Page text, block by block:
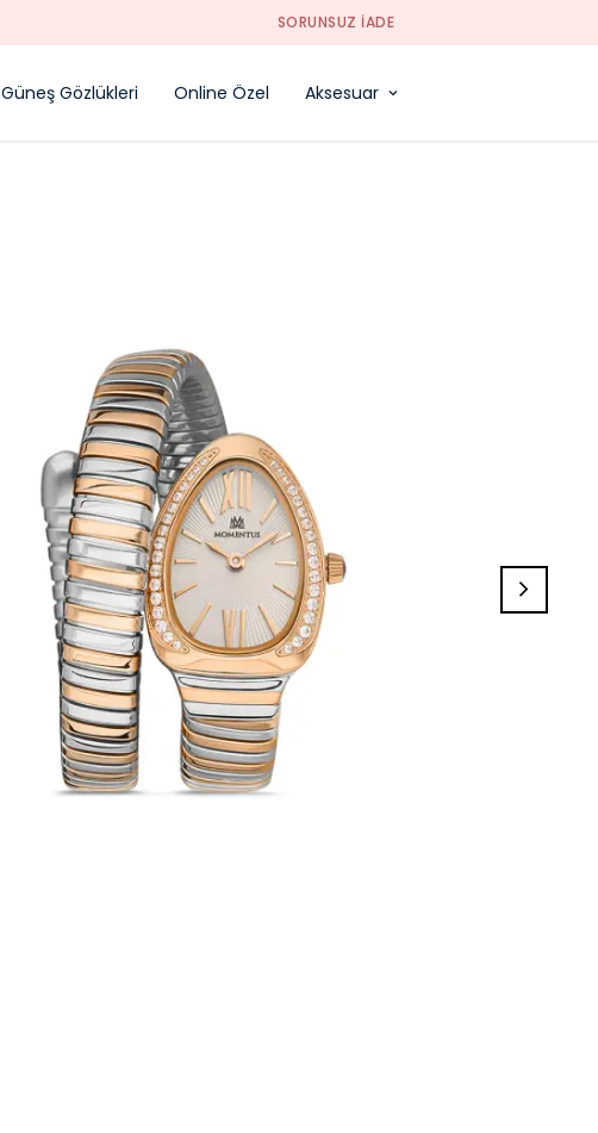
SORUNSUZ İADE
Güneş Gözlükleri Online Özel Aksesuar